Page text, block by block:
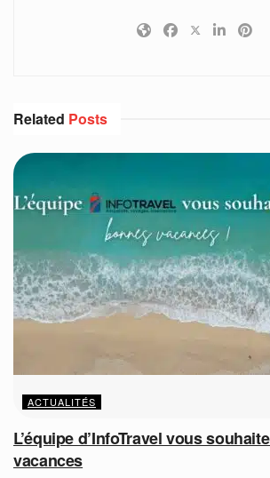
Related Posts
ACTUALITÉS
L’équipe d’InfoTravel vous
vacances